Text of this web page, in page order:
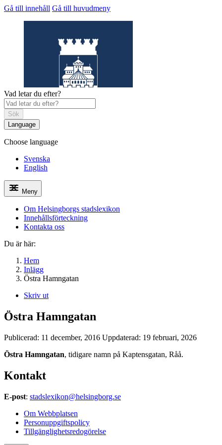
Gå till innehåll Gå till huvudmeny
Helsingborgs stadslexikon
Vad letar du efter?
Sök
Language
Choose language
Svenska
English
Meny
Om Helsingborgs stadslexikon
Innehållsförteckning
Kontakta oss
Du är här:
Hem
Inlägg
Östra Hamngatan
Skriv ut
Östra Hamngatan
Publicerad: 11 december, 2016 Uppdaterad: 19 februari, 2026
Östra Hamngatan, tidigare namn på Kaptensgatan, Råå.
Kontakt
E-post: stadslexikon@helsingborg.se
Om Webbplatsen
Personuppgiftspolicy
Tillgänglighetsredogörelse